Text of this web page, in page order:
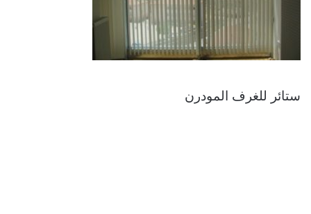
ستائر للغرف المودرن